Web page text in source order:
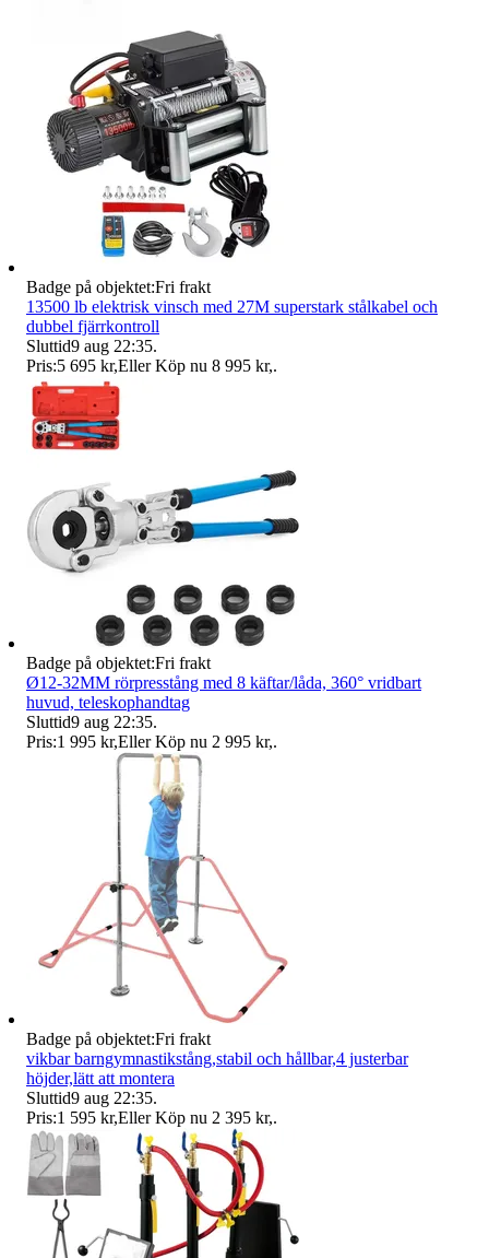
Badge på objektet:Fri frakt
13500 lb elektrisk vinsch med 27M superstark stålkabel och
dubbel fjärrkontroll
Sluttid9 aug 22:35.
Pris:5 695 kr,Eller Köp nu 8 995 kr,.
Badge på objektet:Fri frakt
Ø12-32MM rörpresstång med 8 käftar/låda, 360° vridbart
huvud, teleskophandtag
Sluttid9 aug 22:35.
Pris:1 995 kr,Eller Köp nu 2 995 kr,.
Badge på objektet:Fri frakt
vikbar barngymnastikstång,stabil och hållbar,4 justerbar
höjder,lätt att montera
Sluttid9 aug 22:35.
Pris:1 595 kr,Eller Köp nu 2 395 kr,.